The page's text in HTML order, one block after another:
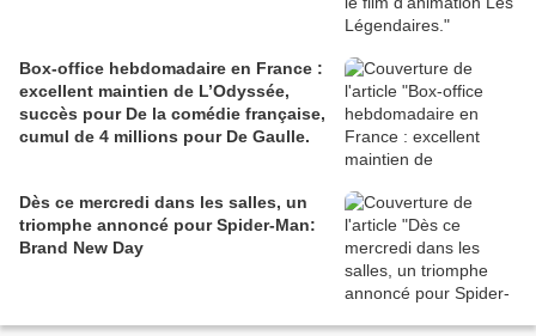
Box-office hebdomadaire en France :
excellent maintien de L’Odyssée,
succès pour De la comédie française,
cumul de 4 millions pour De Gaulle.
Dès ce mercredi dans les salles, un
triomphe annoncé pour Spider-Man:
Brand New Day